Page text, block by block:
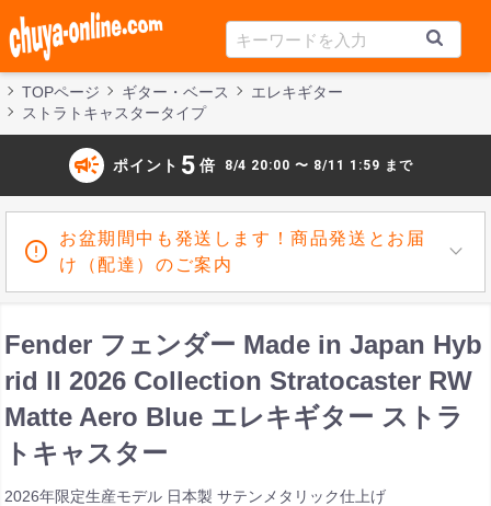
TOPページ ギター・ベース
エレキギター
ストラトキャスタータイプ
campaign ポイント 5 倍 8/4 20:00 〜 8/11 1:59 まで
お盆期間中も発送します！商品発送とお届
け（配達）のご案内
Fender フェンダー Made in Japan Hyb
rid II 2026 Collection Stratocaster RW
Matte Aero Blue エレキギター ストラ
トキャスター
2026年限定生産モデル 日本製 サテンメタリック仕上げ